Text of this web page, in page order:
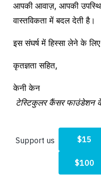
आपकी आवाज़, आपकी
वास्तविकता में बदल देती है।
इस संघर्ष में हिस्सा लेने के लिए
कृतज्ञता सहित,
केनी केन
टेस्टिकुलर कैंसर फाउंडेशन